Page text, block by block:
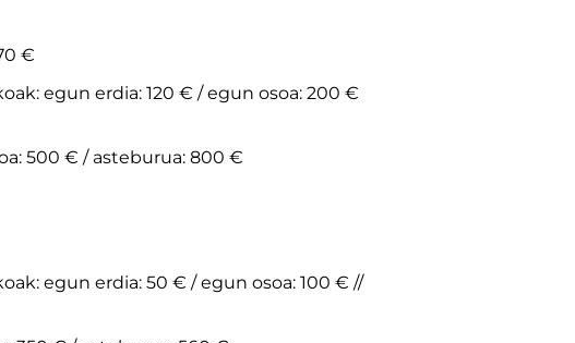
€
egun erdia: 120 € / egun osoa: 200 €
500 € / asteburua: 800 €
egun erdia: 50 € / egun osoa: 100 € //